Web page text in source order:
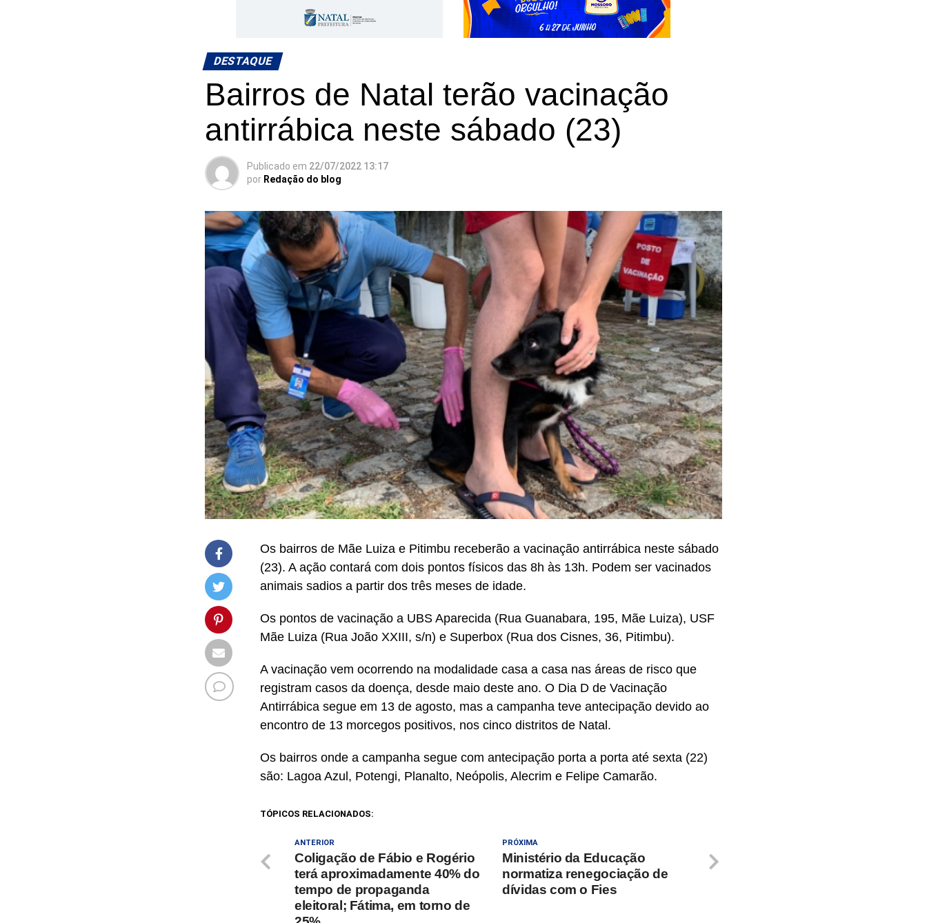
DESTAQUE
Bairros de Natal terão vacinação
antirrábica neste sábado (23)
Publicado em 22/07/2022 13:17
por Redação do blog
Os bairros de Mãe Luiza e Pitimbu receberão a vacinação antirrábica neste sábado
(23). A ação contará com dois pontos físicos das 8h às 13h. Podem ser vacinados
animais sadios a partir dos três meses de idade.
Os pontos de vacinação a UBS Aparecida (Rua Guanabara, 195, Mãe Luiza), USF
Mãe Luiza (Rua João XXIII, s/n) e Superbox (Rua dos Cisnes, 36, Pitimbu).
A vacinação vem ocorrendo na modalidade casa a casa nas áreas de risco que
registram casos da doença, desde maio deste ano. O Dia D de Vacinação
Antirrábica segue em 13 de agosto, mas a campanha teve antecipação devido ao
encontro de 13 morcegos positivos, nos cinco distritos de Natal.
Os bairros onde a campanha segue com antecipação porta a porta até sexta (22)
são: Lagoa Azul, Potengi, Planalto, Neópolis, Alecrim e Felipe Camarão.
TÓPICOS RELACIONADOS:
PRÓXIMA
Ministério da Educação
normatiza renegociação de
dívidas com o Fies
ANTERIOR
Coligação de Fábio e Rogério
terá aproximadamente 40% do
tempo de propaganda
eleitoral; Fátima, em torno de